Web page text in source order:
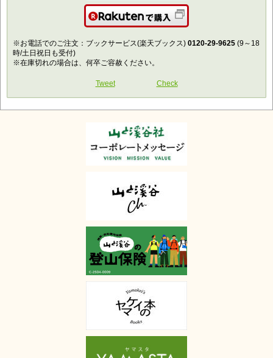
楽天で購入
※お電話でのご注文：ブックサービス(楽天ブックス) 0120-29-9625 (9～18
時/土日祝日も受付)
※在庫切れの場合は、何卒ご容赦ください。
Tweet Check